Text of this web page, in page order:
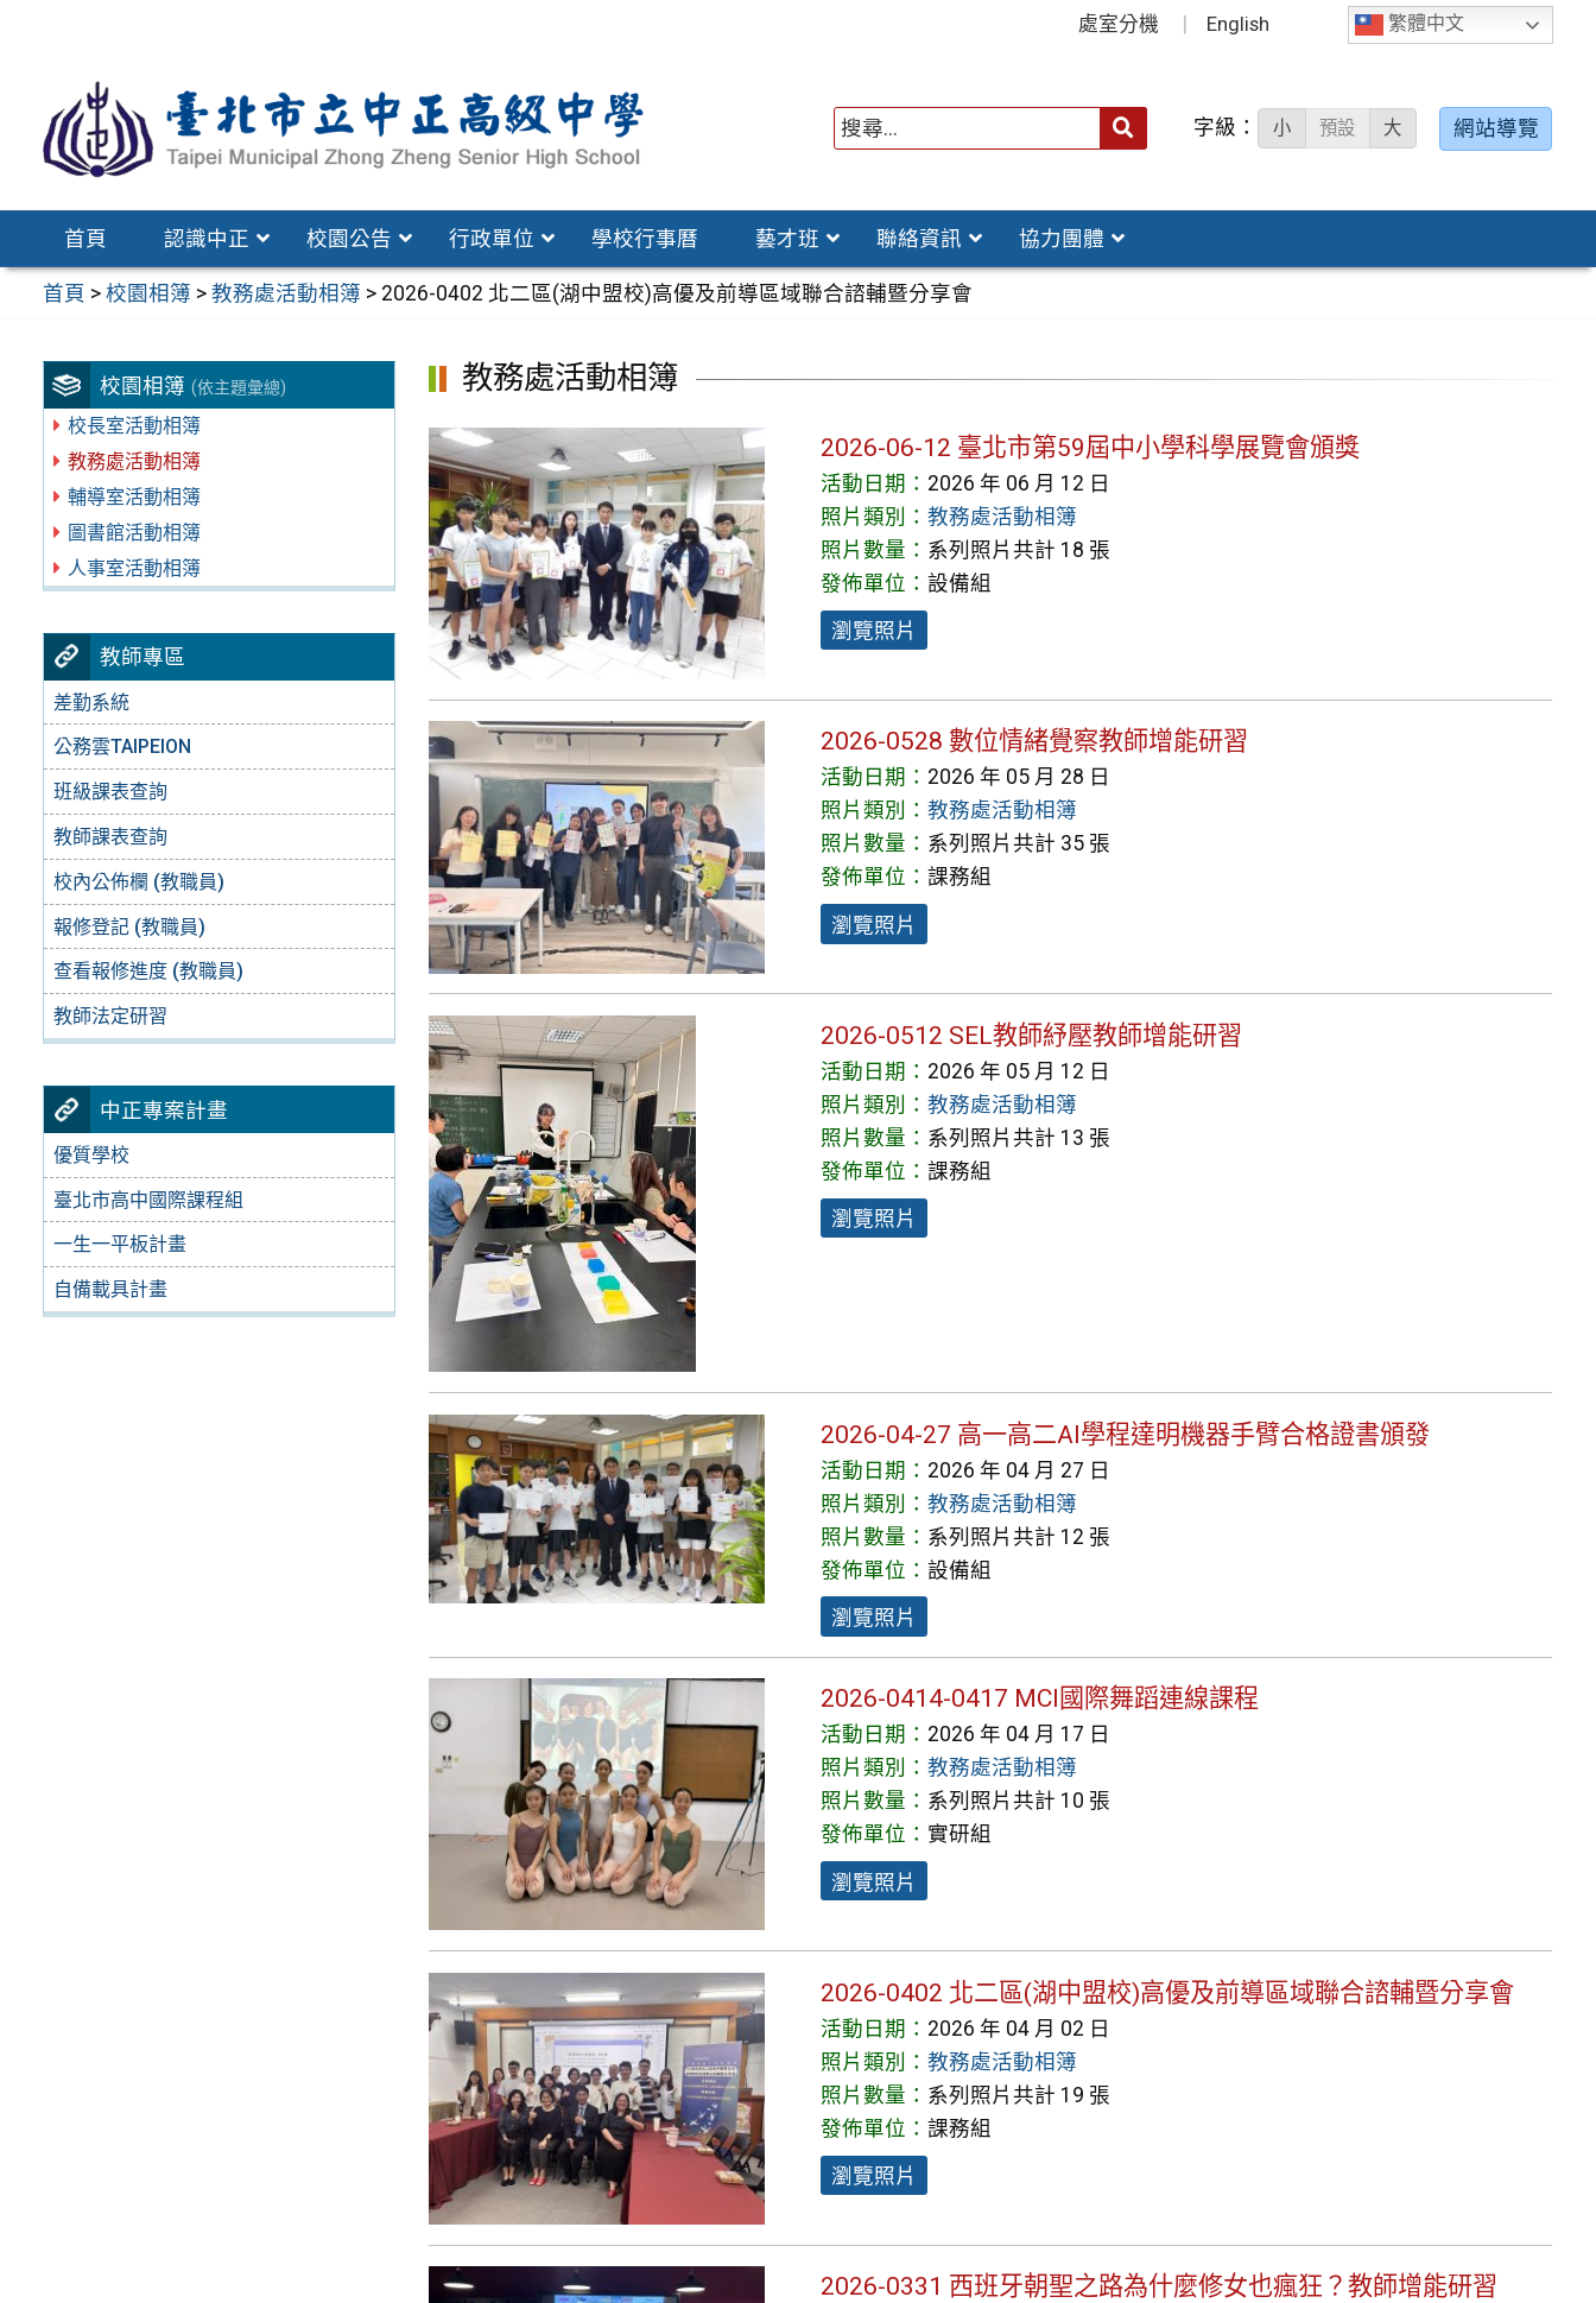
區
繁體中文
處室分機 English
字級： 小 預設 大 網站導覽
首頁 認識中正 校園公告 行政單位 學校行事曆 藝才班 聯絡資訊 協力團體
首頁 >校園相簿 >教務處活動相簿 > 2026-0402 北二區(湖中盟校)高優及前導區域聯合諮輔暨分享會
校園相簿 (依主題彙總)
校長室活動相簿
教務處活動相簿
輔導室活動相簿
圖書館活動相簿
人事室活動相簿
教師專區
差勤系統
公務雲TAIPEION
班級課表查詢
教師課表查詢
校內公佈欄 (教職員)
報修登記 (教職員)
查看報修進度 (教職員)
教師法定研習
中正專案計畫
優質學校
臺北市高中國際課程組
一生一平板計畫
自備載具計畫
教務處活動相簿
2026-06-12 臺北市第59屆中小學科學展覽會頒獎
活動日期： 2026 年 06 月 12 日
照片類別：教務處活動相簿
照片數量： 系列照片共計 18 張
發佈單位：設備組
瀏覽照片
2026-0528 數位情緒覺察教師增能研習
活動日期： 2026 年 05 月 28 日
照片類別：教務處活動相簿
照片數量： 系列照片共計 35 張
發佈單位：課務組
瀏覽照片
2026-0512 SEL教師紓壓教師增能研習
活動日期： 2026 年 05 月 12 日
照片類別：教務處活動相簿
照片數量： 系列照片共計 13 張
發佈單位：課務組
瀏覽照片
2026-04-27 高一高二AI學程達明機器手臂合格證書頒發
活動日期： 2026 年 04 月 27 日
照片類別：教務處活動相簿
照片數量： 系列照片共計 12 張
發佈單位：設備組
瀏覽照片
2026-0414-0417 MCI國際舞蹈連線課程
活動日期： 2026 年 04 月 17 日
照片類別：教務處活動相簿
照片數量： 系列照片共計 10 張
發佈單位：實研組
瀏覽照片
2026-0402 北二區(湖中盟校)高優及前導區域聯合諮輔暨分享會
活動日期： 2026 年 04 月 02 日
照片類別：教務處活動相簿
照片數量： 系列照片共計 19 張
發佈單位：課務組
瀏覽照片
2026-0331 西班牙朝聖之路為什麼修女也瘋狂？教師增能研習